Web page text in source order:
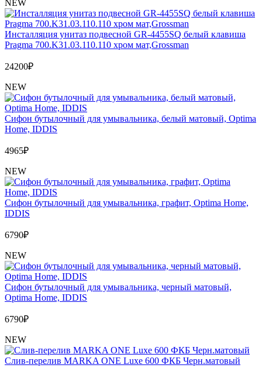
NEW
Инсталляция унитаз подвесной GR-4455SQ белый клавиша
Pragma 700.K31.03.110.110 хром мат,Grossman
24200₽
NEW
Сифон бутылочный для умывальника, белый матовый, Optima
Home, IDDIS
4965₽
NEW
Сифон бутылочный для умывальника, графит, Optima Home,
IDDIS
6790₽
NEW
Сифон бутылочный для умывальника, черный матовый,
Optima Home, IDDIS
6790₽
NEW
Слив-перелив MARKA ONE Luxe 600 ФКБ Черн.матовый